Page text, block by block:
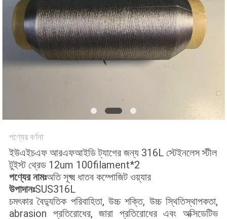
সাইটম্যাপ
গোপনীয়তা
নীতি
পণ্যের বর্ণনা
ইউএইচএফ আরএফআইডি ট্যাগের জন্য 316L স্টেইনলেস স্টীল
টুইস্ট থ্রেড 12um 100filament*2
পণ্যের নামঃঅতি সূক্ষ্ম ধাতব কম্পোজিট ওয়্যার
উপাদানঃSUS316L
চমৎকার বৈদ্যুতিক পরিবাহিতা, উচ্চ শক্তি, উচ্চ স্থিতিস্থাপকতা,
abrasion প্রতিরোধের, জারা প্রতিরোধের এবং অক্সিডেটিভ